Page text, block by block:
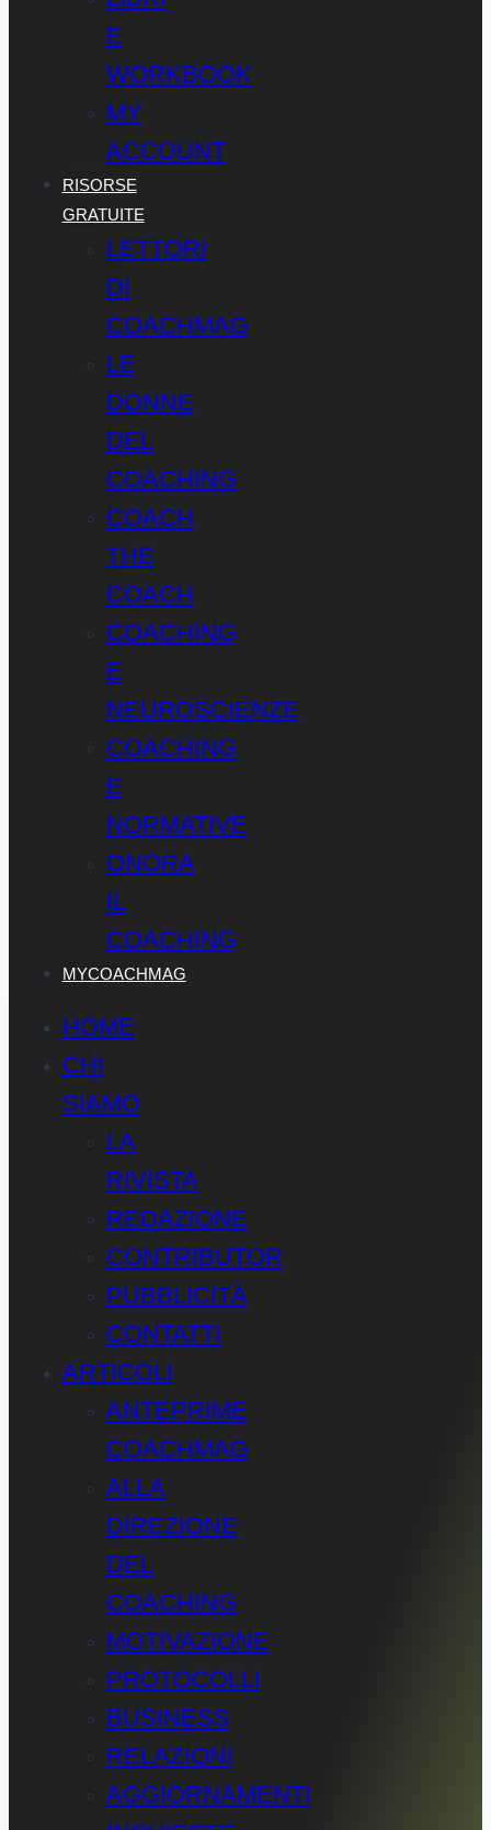
E
WORKBOOK
MY
ACCOUNT
RISORSE
GRATUITE
LETTORI
DI
COACHMAG
LE
DONNE
DEL
COACHING
COACH
THE
COACH
COACHING
E
NEUROSCIENZE
COACHING
E
NORMATIVE
ONORA
IL
COACHING
MYCOACHMAG
HOME
CHI
SIAMO
LA
RIVISTA
REDAZIONE
CONTRIBUTOR
PUBBLICITÀ
CONTATTI
ARTICOLI
ANTEPRIME
COACHMAG
ALLA
DIREZIONE
DEL
COACHING
MOTIVAZIONE
PROTOCOLLI
BUSINESS
RELAZIONI
AGGIORNAMENTI